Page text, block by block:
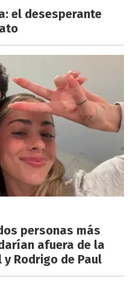
el desesperante
personas más
afuera de la
Rodrigo de Paul